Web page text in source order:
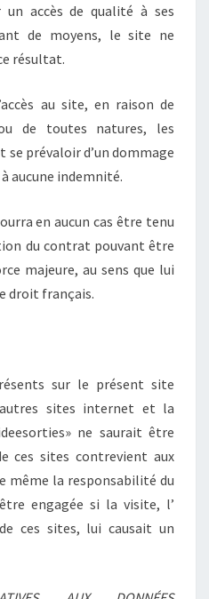
accès de qualité à ses
de moyens, le site ne
résultat.
au site, en raison de
de toutes natures, les
prévaloir d’un dommage
aucune indemnité.
en aucun cas être tenu
du contrat pouvant être
majeure, au sens que lui
droit français.
sur le présent site
sites internet et la
ne saurait être
ces sites contrevient aux
même la responsabilité du
engagée si la visite, l’
ces sites, lui causait un